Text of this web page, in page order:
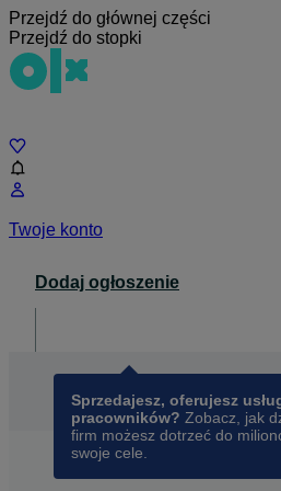
Przejdź do głównej części
Przejdź do stopki
Twoje konto
Dodaj ogłoszenie
Sprzedajesz, oferujesz
pracowników? Zobacz, jak
firm możesz dotrzeć do
swoje cele.